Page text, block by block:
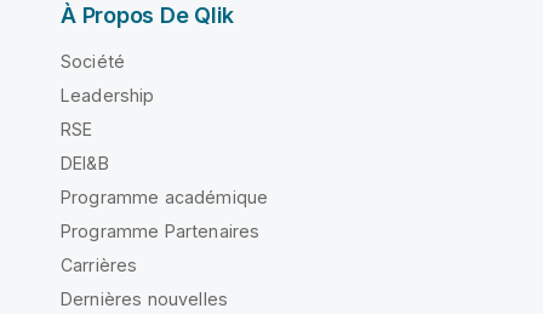
À Propos De Qlik
Société
Leadership
RSE
DEI&B
Programme académique
Programme Partenaires
Carrières
Dernières nouvelles